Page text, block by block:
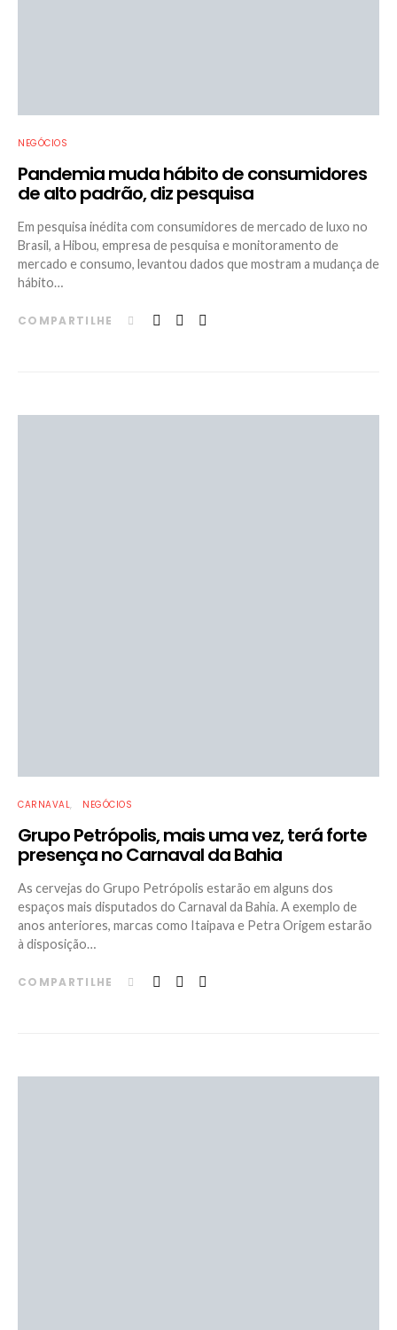
NEGÓCIOS
Pandemia muda hábito de consumidores
de alto padrão, diz pesquisa
Em pesquisa inédita com consumidores de mercado de luxo no
Brasil, a Hibou, empresa de pesquisa e monitoramento de
mercado e consumo, levantou dados que mostram a mudança de
hábito…
COMPARTILHE
CARNAVAL NEGÓCIOS
Grupo Petrópolis, mais uma vez, terá forte
presença no Carnaval da Bahia
As cervejas do Grupo Petrópolis estarão em alguns dos
espaços mais disputados do Carnaval da Bahia. A exemplo de
anos anteriores, marcas como Itaipava e Petra Origem estarão
à disposição…
COMPARTILHE